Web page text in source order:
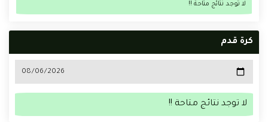
لا توجد نتائج متاحة !!
كرة قدم
لا توجد نتائج متاحة !!